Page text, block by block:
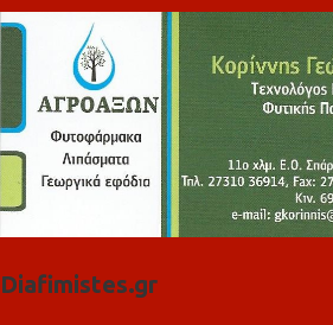
Diafimistes.gr